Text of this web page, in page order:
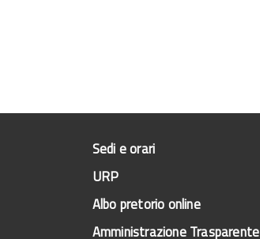
Sedi e orari
URP
Albo pretorio online
Amministrazione Trasparente